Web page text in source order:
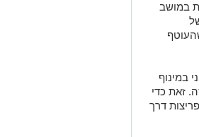
במושב
במינוף
זאת כדי
דרך